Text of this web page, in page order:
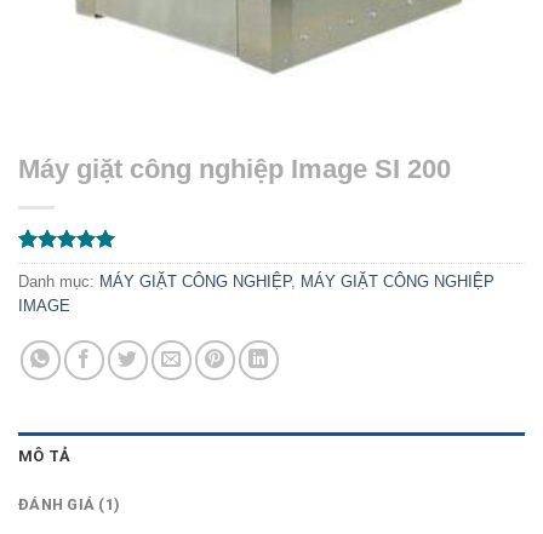
Máy giặt công nghiệp Image SI 200
5.00trên 5
dựa trên
1
đánh giá
Danh mục: MÁY GIẶT CÔNG NGHIỆP, MÁY GIẶT CÔNG NGHIỆP
IMAGE
MÔ TẢ
ĐÁNH GIÁ (1)